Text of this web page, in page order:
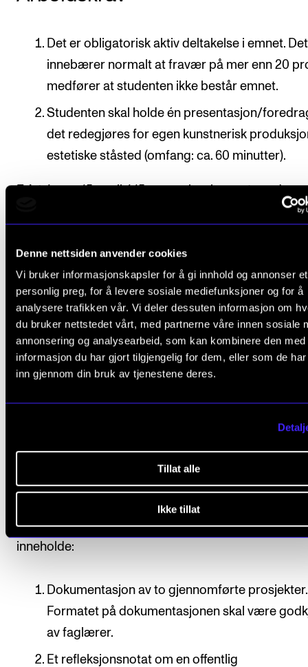
Denne nettsiden anvender cookies
Vi bruker informasjonskapsler for å gi innhold og annonser et
personlig preg, for å levere sosiale mediefunksjoner og for å
analysere trafikken vår. Vi deler dessuten informasjon om
du bruker nettstedet vårt, med partnerne våre innen sosiale
annonsering og analysearbeid, som kan kombinere den med
informasjon du har gjort tilgjengelig for dem, eller som de
inn gjennom din bruk av tjenestene deres.
Tillat alle
Ikke tillat
Det er obligatorisk aktiv deltakelse i emnet.
innebærer normalt at fravær på mer enn 20
medfører at studenten ikke består emnet.
Studenten skal holde én presentasjon/
det redegjøres for egen kunstnerisk
estetiske ståsted (omfang: ca. 60 minutter).
Frist: Innen 15. april / 15. november i emnets andre
semester skal foredraget være gjennomført og
Avsluttende vurdering
Alle arbeidskrav i emnet må være godkjent for at
studenten skal få gå opp til avsluttende vurdering.
Studentens vurderes i forhold til emnets læringsmål.
Avsluttende vurdering uttrykkes ved bestått/ ikke
eksamensmappe. Faglærer er normalt en av
Studenten setter sammen en eksamensmappe som
inneholde:
Dokumentasjon av to gjennomførte prosjekter.
Formatet på dokumentasjonen skal være
av faglærer.
Et refleksjonsnotat om en offentlig